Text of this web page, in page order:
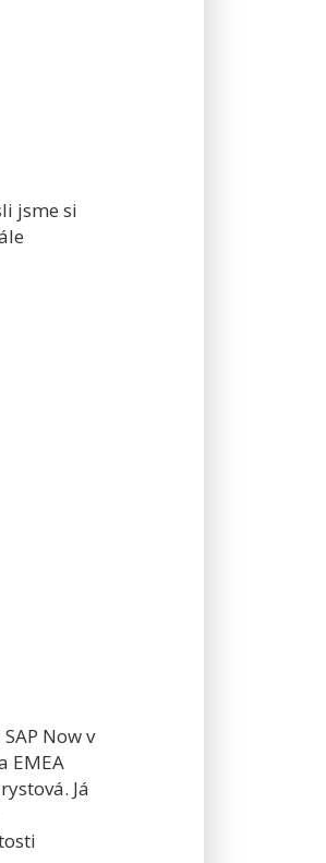
jsme si
Now v
EMEA
Já